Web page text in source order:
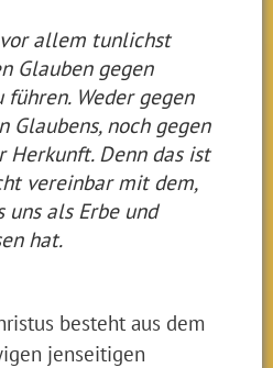
allem tunlichst
Glauben gegen
Weder gegen
Glaubens, noch gegen
Herkunft. Denn das ist
vereinbar mit dem,
uns als Erbe und
hat.
besteht aus dem
jenseitigen